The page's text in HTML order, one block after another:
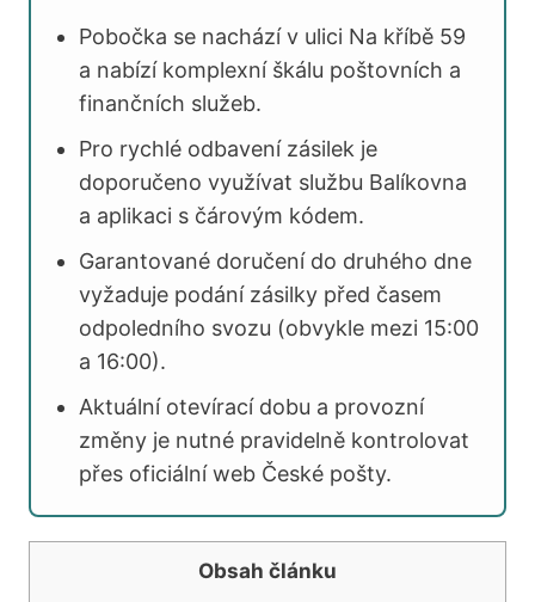
Pobočka se nachází v ulici Na kříbě 59
a nabízí komplexní škálu poštovních a
finančních služeb.
Pro rychlé odbavení zásilek je
doporučeno využívat službu Balíkovna
a aplikaci s čárovým kódem.
Garantované doručení do druhého dne
vyžaduje podání zásilky před časem
odpoledního svozu (obvykle mezi 15:00
a 16:00).
Aktuální otevírací dobu a provozní
změny je nutné pravidelně kontrolovat
přes oficiální web České pošty.
Obsah článku